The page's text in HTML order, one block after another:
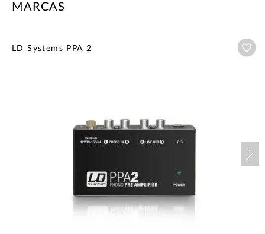
MARCAS
LD Systems PPA 2